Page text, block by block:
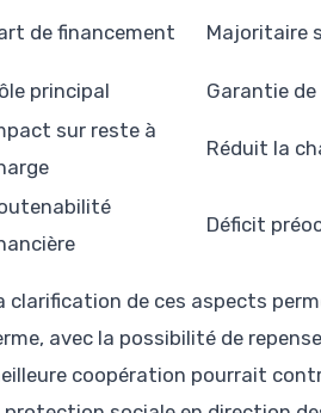
de financement Majoritaire
principal
Garantie de
sur reste à
Réduit la
Déficit
clarification de ces aspects
avec la possibilité de
coopération pourrait